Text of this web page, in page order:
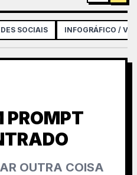
SOCIAIS INFOGRÁFICO /
PROMPT
OUTRA COISA